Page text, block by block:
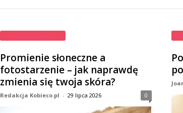
Najnowsze wpisy
Promienie słoneczne a
fotostarzenie – jak naprawdę
zmienia się twoja skóra?
Redakcja Kobieco.pl - 29 lipca 2026 0